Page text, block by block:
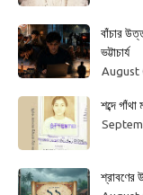
বাঁচার
ভট্টাচার্য
August
শব্দে
শ্রাবণের